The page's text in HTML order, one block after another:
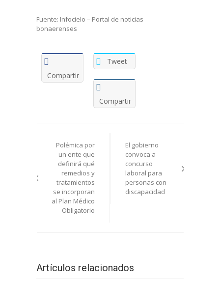
Fuente: Infocielo – Portal de noticias
bonaerenses
Compartir
Tweet
Compartir
de
entradas
Polémica por
un ente que
definirá qué
remedios y
tratamientos
se incorporan
al Plan Médico
Obligatorio
El gobierno
convoca a
concurso
laboral para
personas con
discapacidad
Artículos relacionados